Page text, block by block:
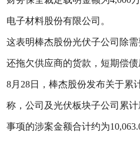
电子材料股份有限公司。
这表明棒杰股份光伏子公司除
还拖欠供应商的货款，短期偿债
8月28日，棒杰股份发布关于累
称，公司及光伏板块子公司累
事项的涉案金额合计约为